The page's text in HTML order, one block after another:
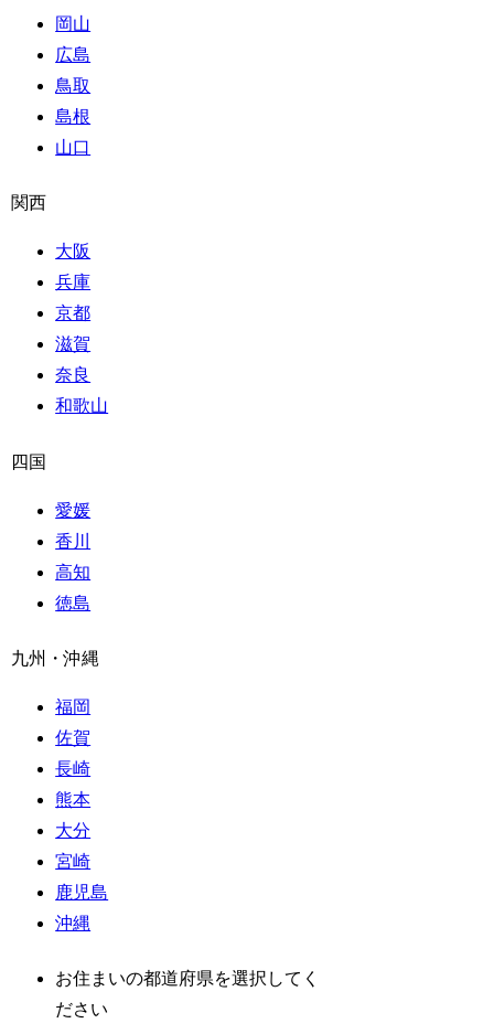
岡山
広島
鳥取
島根
山口
関西
大阪
兵庫
京都
滋賀
奈良
和歌山
四国
愛媛
香川
高知
徳島
九州・沖縄
福岡
佐賀
長崎
熊本
大分
宮崎
鹿児島
沖縄
お住まいの都道府県を選択してく
ださい